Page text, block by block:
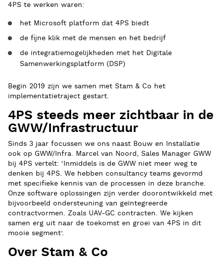
4PS te werken waren:
het Microsoft platform dat 4PS biedt
de fijne klik met de mensen en het bedrijf
de integratiemogelijkheden met het Digitale
Samenwerkingsplatform (DSP)
Begin 2019 zijn we samen met Stam & Co het
implementatietraject gestart.
4PS steeds meer zichtbaar in de
GWW/Infrastructuur
Sinds 3 jaar focussen we ons naast Bouw en Installatie
ook op GWW/Infra. Marcel van Noord, Sales Manager GWW
bij 4PS vertelt: ‘Inmiddels is de GWW niet meer weg te
denken bij 4PS. We hebben consultancy teams gevormd
met specifieke kennis van de processen in deze branche.
Onze software oplossingen zijn verder doorontwikkeld met
bijvoorbeeld ondersteuning van geïntegreerde
contractvormen. Zoals UAV-GC contracten. We kijken
samen erg uit naar de toekomst en groei van 4PS in dit
mooie segment’.
Over Stam & Co